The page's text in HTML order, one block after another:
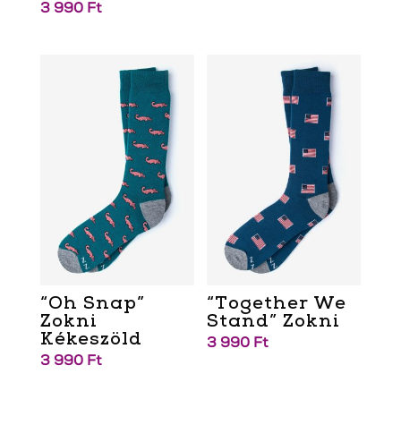
3 990 Ft
“Oh Snap”
Zokni
Kékeszöld
3 990 Ft
“Together We
Stand” Zokni
3 990 Ft